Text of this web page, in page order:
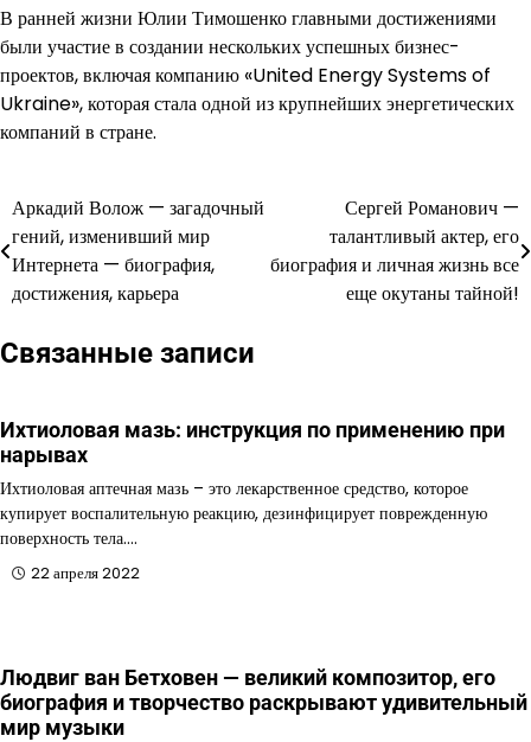
В ранней жизни Юлии Тимошенко главными достижениями
были участие в создании нескольких успешных бизнес-
проектов, включая компанию «United Energy Systems of
Ukraine», которая стала одной из крупнейших энергетических
компаний в стране.
Навигация
по
записям
Аркадий Волож — загадочный
гений, изменивший мир
Интернета — биография,
достижения, карьера
Сергей Романович —
талантливый актер, его
биография и личная жизнь все
еще окутаны тайной!
Связанные записи
Ихтиоловая мазь: инструкция по применению при
нарывах
Ихтиоловая аптечная мазь – это лекарственное средство, которое
купирует воспалительную реакцию, дезинфицирует поврежденную
поверхность тела.…
22 апреля 2022
Людвиг ван Бетховен — великий композитор, его
биография и творчество раскрывают удивительный
мир музыки